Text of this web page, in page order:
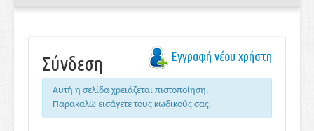
Σύνδεση Εγγραφή νέου χρήστη
Αυτή η σελίδα χρειάζεται πιστοποίηση.
Παρακαλώ εισάγετε τους κωδικούς σας.